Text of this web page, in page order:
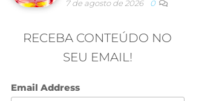
7 de agosto de 2026 0
RECEBA CONTEÚDO NO
SEU EMAIL!
Email Address